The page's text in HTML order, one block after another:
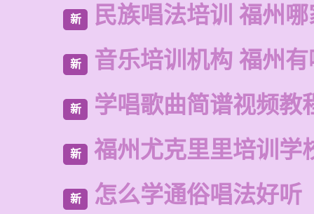
新 民族唱法培训 福州
新 音乐培训机构 福州
新 学唱歌曲简谱视频教
新 福州尤克里里培训学
新 怎么学通俗唱法好听